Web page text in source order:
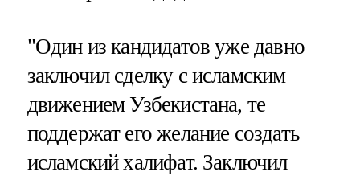
"Один из кандидатов уже давно
заключил сделку с исламским
движением Узбекистана, те
поддержат его желание создать
исламский халифат. Заключил